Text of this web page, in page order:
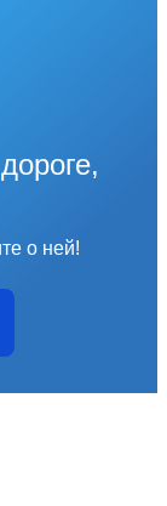
о ней!